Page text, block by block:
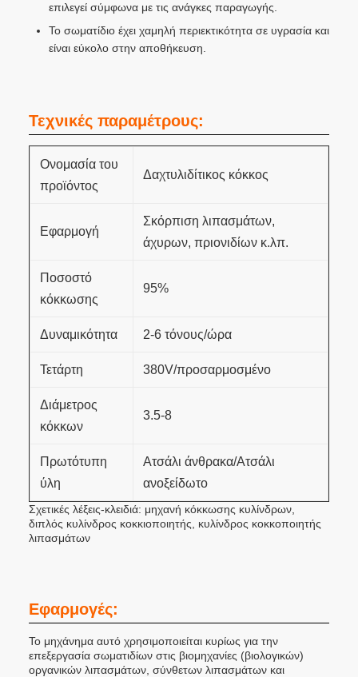
επιλεγεί σύμφωνα με τις ανάγκες παραγωγής.
Το σωματίδιο έχει χαμηλή περιεκτικότητα σε υγρασία και
είναι εύκολο στην αποθήκευση.
Τεχνικές παραμέτρους:
Ονομασία του
προϊόντος
Δαχτυλιδίτικος κόκκος
Εφαρμογή
Σκόρπιση λιπασμάτων,
άχυρων, πριονιδίων κ.λπ.
Ποσοστό
κόκκωσης
95%
Δυναμικότητα 2-6 τόνους/ώρα
Τετάρτη 380V/προσαρμοσμένο
Διάμετρος
κόκκων
3.5-8
Πρωτότυπη
ύλη
Ατσάλι άνθρακα/Ατσάλι
ανοξείδωτο
Σχετικές λέξεις-κλειδιά: μηχανή κόκκωσης κυλίνδρων,
διπλός κυλίνδρος κοκκιοποιητής, κυλίνδρος κοκκοποιητής
λιπασμάτων
Εφαρμογές:
Το μηχάνημα αυτό χρησιμοποιείται κυρίως για την
επεξεργασία σωματιδίων στις βιομηχανίες (βιολογικών)
οργανικών λιπασμάτων, σύνθετων λιπασμάτων και